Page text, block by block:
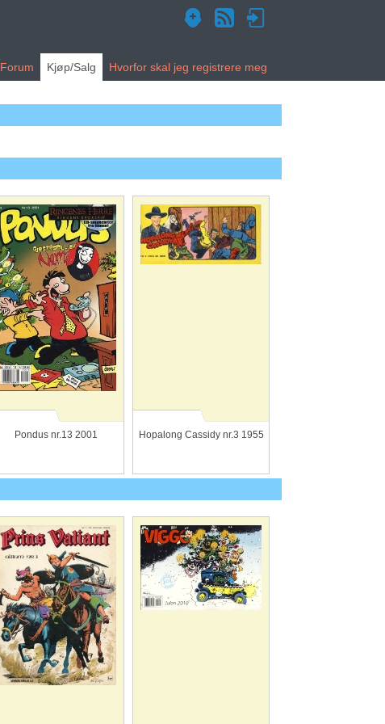
Forum Kjøp/Salg Hvorfor skal jeg registrere meg
Pondus nr.13 2001 Hopalong Cassidy nr.3 1955